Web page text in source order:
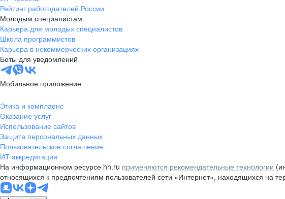
Рейтинг работодателей России
Молодым специалистам
Карьера для молодых специалистов
Школа программистов
Карьера в некоммерческих организациях
Боты для уведомлений
Мобильное приложение
Этика и комплаенс
Оказание услуг
Использование сайтов
Защита персональных данных
Пользовательское соглашение
ИТ аккредитация
На информационном ресурсе hh.ru применяются рекомендательные технологии
относящихся к предпочтениям пользователей сети «Интернет», находящихся на